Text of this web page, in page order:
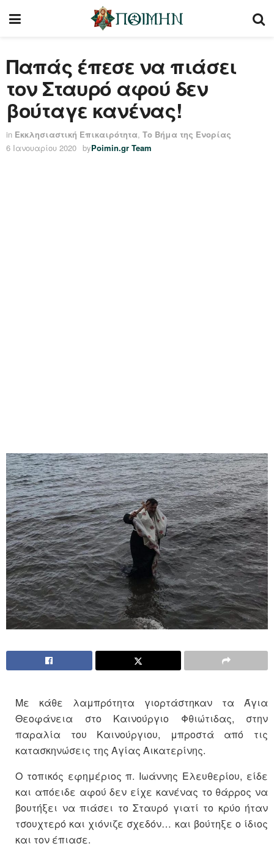
Παπάς έπεσε να πιάσει
τον Σταυρό αφού δεν
βούταγε κανένας!
in Εκκλησιαστική Επικαιρότητα, Το Βήμα της Ενορίας
6 Ιανουαρίου 2020 byPoimin.gr Team
Με κάθε λαμπρότητα γιορτάστηκαν τα Άγια
Θεοφάνεια στο Καινούργιο Φθιώτιδας, στην
παραλία του Καινούργιου, μπροστά από τις
κατασκηνώσεις της Αγίας Αικατερίνης.
Ο τοπικός εφημέριος π. Ιωάννης Ελευθερίου, είδε
και απόειδε αφού δεν είχε κανένας το θάρρος να
βουτήξει να πιάσει το Σταυρό γιατί το κρύο ήταν
τσουχτερό και χιόνιζε σχεδόν… και βούτηξε ο ίδιος
και τον έπιασε.